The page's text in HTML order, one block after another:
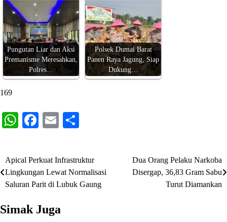
Pungutan Liar dan Aksi
Premanisme Meresahkan,
Polres…
Polsek Dumai Barat
Panen Raya Jagung, Siap
Dukung…
169
WhatsApp
Facebook
Email
Navigasi
pos
Apical Perkuat Infrastruktur
Lingkungan Lewat Normalisasi
Saluran Parit di Lubuk Gaung
Dua Orang Pelaku Narkoba
Disergap, 36,83 Gram Sabu
Turut Diamankan
Simak Juga